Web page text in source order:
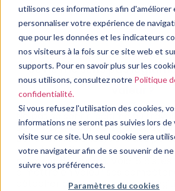
utilisons ces informations afin d'améliorer
personnaliser votre expérience de
que pour les données et les indicateurs
nos visiteurs à la fois sur ce site web et
supports. Pour en savoir plus sur les
nous utilisons, consultez notre Politique
confidentialité.
Si vous refusez l'utilisation des cookies,
informations ne seront pas suivies lors de
visite sur ce site. Un seul cookie sera
votre navigateur afin de se souvenir de ne
suivre vos préférences.
Paramètres du cookies
Je ne me sens pas
comment mettre mes
4 mars, 2021
Ne pas se sentir légitime au travail
sentiment répandu. En effet,
Behavioral Science, 70 % des
monde souffrent du syndrome de
moment de leur vie. Voici 5
à mettre en valeur ses
détacher de ce sentiment